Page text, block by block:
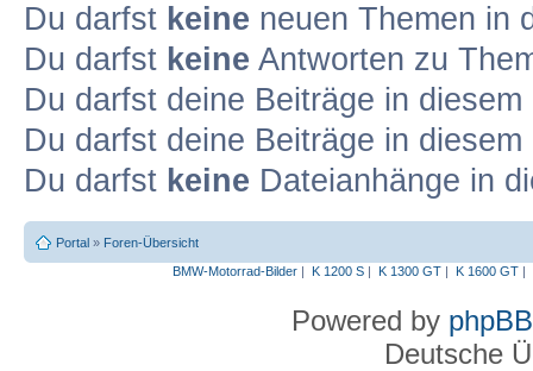
Du darfst keine neuen Themen in
Du darfst keine Antworten zu
Du darfst deine Beiträge in
Du darfst deine Beiträge in
Du darfst keine Dateianhänge in
Portal » Foren-Übersicht
BMW-Motorrad-Bilder| K 1200 S| K 1300 GT| K 1600 GT|
Powered by phpBB
Deutsche